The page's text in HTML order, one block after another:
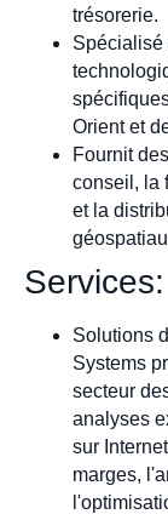
trésorerie.
Spécialisé
Orient et
Fournit
conseil, la
et la
Services:
Solutions
Systems
secteur
analyses
sur
marges,